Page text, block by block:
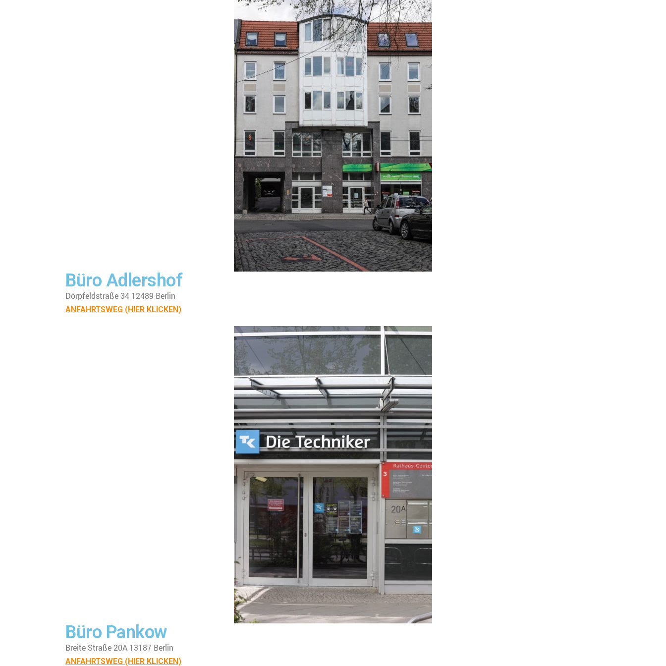
Büro Adlershof
Dörpfeldstraße 34 12489 Berlin
ANFAHRTSWEG (HIER KLICKEN)
Büro Pankow
Breite Straße 20A 13187 Berlin
ANFAHRTSWEG (HIER KLICKEN)